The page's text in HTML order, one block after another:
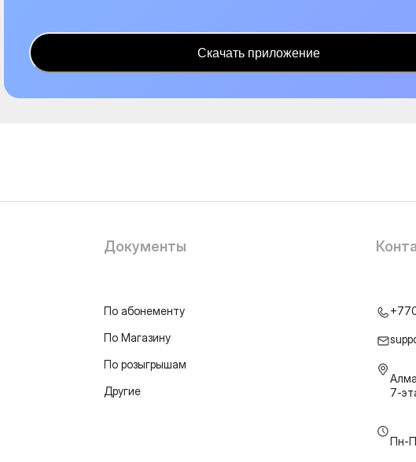
Скачать приложение
Документы
По абонементу
По Магазину
По розыгрышам
Другие
7-
Пн-